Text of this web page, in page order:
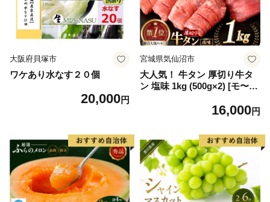
大阪府貝塚市
ワケあり水なす２０個
20,000円
宮城県気仙沼市
大人気！ 牛タン 厚切り牛タ
ン 塩味 1kg (500g×2) [モ〜ラ
60] 肉 牛肉 精肉 牛たん 牛タ
厚切り タン
16,000円